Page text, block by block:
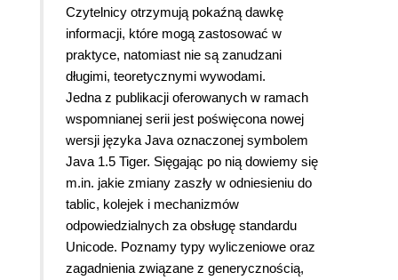
Czytelnicy otrzymują pokaźną dawkę
informacji, które mogą zastosować w
praktyce, natomiast nie są zanudzani
długimi, teoretycznymi wywodami.
Jedna z publikacji oferowanych w ramach
wspomnianej serii jest poświęcona nowej
wersji języka Java oznaczonej symbolem
Java 1.5 Tiger. Sięgając po nią dowiemy się
m.in. jakie zmiany zaszły w odniesieniu do
tablic, kolejek i mechanizmów
odpowiedzialnych za obsługę standardu
Unicode. Poznamy typy wyliczeniowe oraz
zagadnienia związane z generycznością,